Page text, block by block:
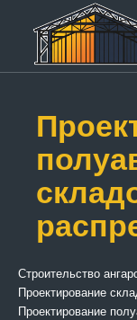
Строительство
Проектирование
Проектирование